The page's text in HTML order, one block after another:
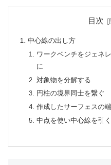
目次
中心線の出し方
ワークベンチをジェネ
に
対象物を分解する
円柱の境界同士を繋ぐ
作成したサーフェスの
中点を使い中心線を引く